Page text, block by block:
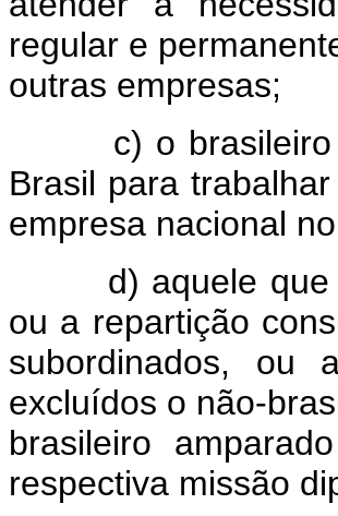
regular e
outras empresas;
c) o brasileiro ou
Brasil para
empresa nacional
d) aquele que
ou a repartição
subordinados, ou
excluídos o não-
brasileiro
respectiva missão